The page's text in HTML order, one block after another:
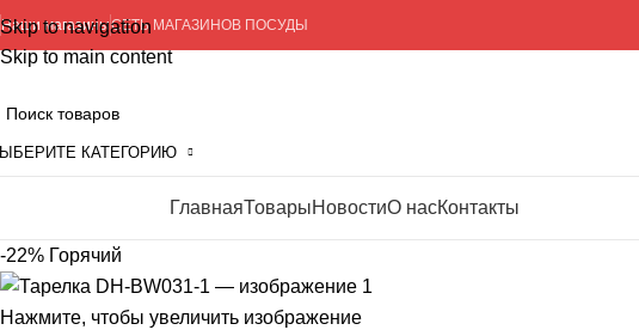
Skip to navigation
Skip to main content
Наши магазиныСЕТЬ МАГАЗИНОВ ПОСУДЫ
КАТЕГОРИЮ
ГлавнаяТоварыНовостиО насКонтакты
-22% Горячий
Нажмите, чтобы увеличить изображение